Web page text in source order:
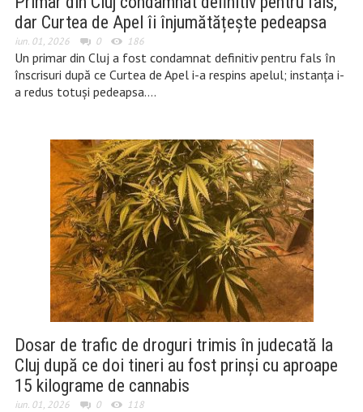
dar Curtea de Apel îi înjumătățește pedeapsa
iun. 01, 2026 0 186
Un primar din Cluj a fost condamnat definitiv pentru fals în
înscrisuri după ce Curtea de Apel i-a respins apelul; instanța i-
a redus totuși pedeapsa….
Dosar de trafic de droguri trimis în judecată la
Cluj după ce doi tineri au fost prinși cu aproape
15 kilograme de cannabis
iun. 01, 2026 0 118